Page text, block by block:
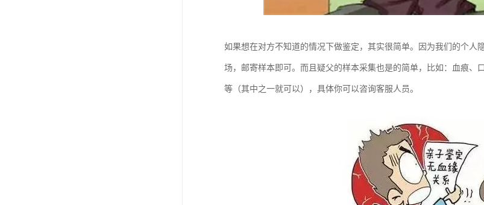
如果想在对方不知道的情况下做鉴定，其实很简单。因为我们的个
场，邮寄样本即可。而且疑父的样本采集也是的简单，比如：血痕
等（其中之一就可以），具体你可以咨询客服人员。